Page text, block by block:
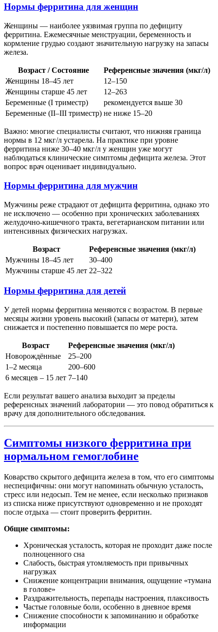
Нормы ферритина для женщин
Женщины — наиболее уязвимая группа по дефициту
ферритина. Ежемесячные менструации, беременность и
кормление грудью создают значительную нагрузку на запасы
железа.
Возраст / Состояние
Референсные значения (мкг/л)
Женщины 18–45 лет
12–150
Женщины старше 45 лет
12–263
Беременные (I триместр)
рекомендуется выше 30
Беременные (II–III триместр) не ниже 15–20
Важно: многие специалисты считают, что нижняя граница
нормы в 12 мкг/л устарела. На практике при уровне
ферритина ниже 30–40 мкг/л у женщин уже могут
наблюдаться клинические симптомы дефицита железа. Этот
вопрос врач оценивает индивидуально.
Нормы ферритина для мужчин
Мужчины реже страдают от дефицита ферритина, однако это
не исключено — особенно при хронических заболеваниях
желудочно-кишечного тракта, вегетарианском питании или
интенсивных физических нагрузках.
Возраст
Референсные значения (мкг/л)
Мужчины 18–45 лет
30–400
Мужчины старше 45 лет 22–322
Нормы ферритина для детей
У детей нормы ферритина меняются с возрастом. В первые
месяцы жизни уровень высокий (запасы от матери), затем
снижается и постепенно повышается по мере роста.
Возраст
Референсные значения (мкг/л)
Новорождённые
25–200
1–2 месяца
200–600
6 месяцев – 15 лет 7–140
Если результат вашего анализа выходит за пределы
референсных значений лаборатории — это повод обратиться к
врачу для дополнительного обследования.
Симптомы низкого ферритина при
нормальном гемоглобине
Коварство скрытого дефицита железа в том, что его симптомы
неспецифичны: они могут напоминать обычную усталость,
стресс или недосып. Тем не менее, если несколько признаков
из списка ниже присутствуют одновременно и не проходят
после отдыха — стоит проверить ферритин.
Общие симптомы:
Хроническая усталость, которая не проходит даже после
полноценного сна
Слабость, быстрая утомляемость при привычных
нагрузках
Снижение концентрации внимания, ощущение «тумана
в голове»
Раздражительность, перепады настроения, плаксивость
Частые головные боли, особенно в дневное время
Снижение способности к запоминанию и обработке
информации